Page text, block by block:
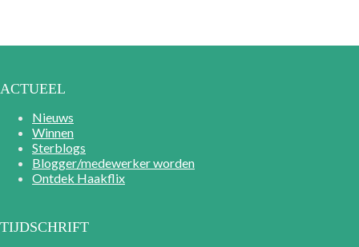
ACTUEEL
Nieuws
Winnen
Sterblogs
Blogger/medewerker worden
Ontdek Haakflix
TIJDSCHRIFT